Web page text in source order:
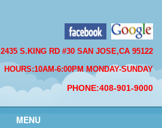
2435 S.KING RD #30 SAN JOSE,CA 95122
HOURS:10AM-6:00PM MONDAY-SUNDAY
PHONE:408-901-9000
MENU